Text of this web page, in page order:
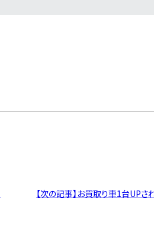
【次の記事】お買取り車1台UPさ